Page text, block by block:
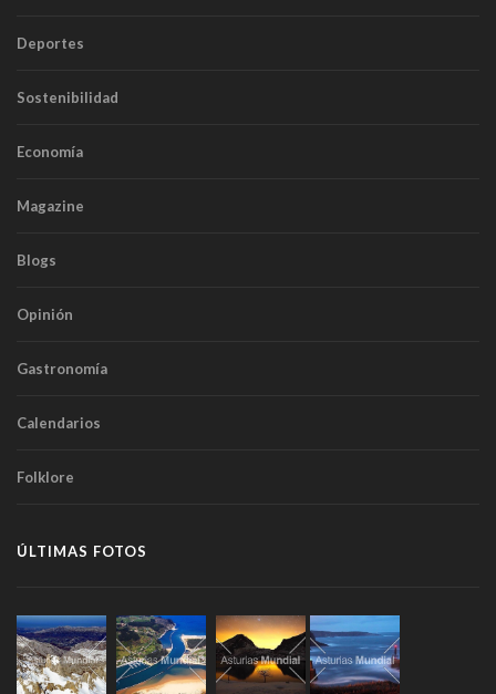
Deportes
Sostenibilidad
Economía
Magazine
Blogs
Opinión
Gastronomía
Calendarios
Folklore
ÚLTIMAS FOTOS